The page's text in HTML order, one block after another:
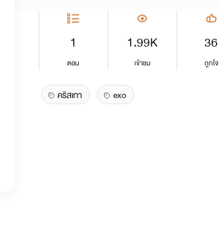
1
ตอน
1.99K
เข้าชม
36
ถูกใจ
คริสเทา exo